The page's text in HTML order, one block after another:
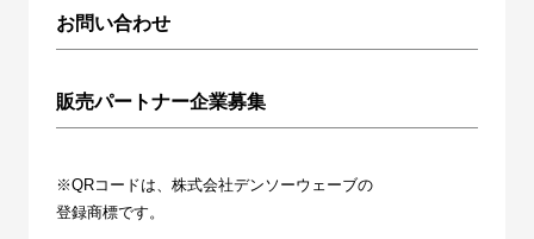
お問い合わせ
販売パートナー企業募集
※QRコードは、株式会社デンソーウェーブの
登録商標です。